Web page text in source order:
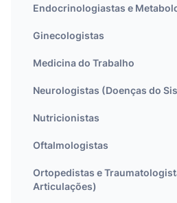
Endocrinologiastas e
Ginecologistas
Medicina do Trabalho
Neurologistas (Doenças do
Nutricionistas
Oftalmologistas
Ortopedistas e
Articulações)